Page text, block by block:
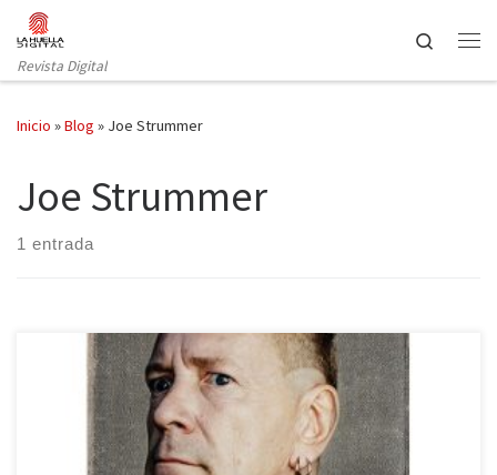
Saltar al contenido
Revista Digital
Search
Inicio »Blog » Joe Strummer
Joe Strummer
1 entrada
La ira es energía. Memorias sin censura, publicado por Malpaso,
es, evidentemente, un libro de memorias, escrito cuando Johnny
Lydon contaba 58 primaveras, y es posterior a la autobiografía